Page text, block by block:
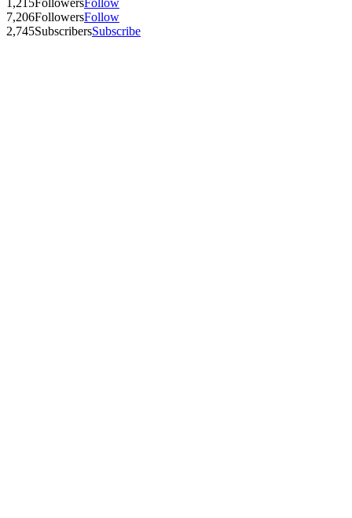
7,206FollowersFollow
2,745SubscribersSubscribe